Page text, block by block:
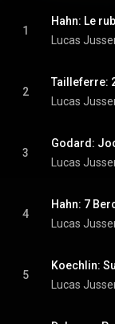
1
Lucas
2
Tailleferre:
Lucas
3
Lucas
4
Lucas
5